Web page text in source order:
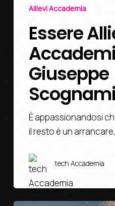
Allievi Accademia
Essere
Giuseppe
È appassionandosi
il resto è un
tech Accademia